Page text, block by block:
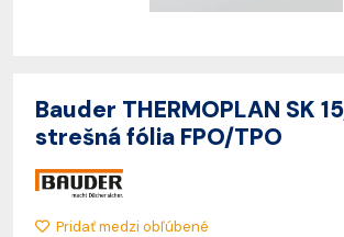
Bauder THERMOPLAN SK
strešná fólia FPO/TPO
Pridať medzi obľúbené